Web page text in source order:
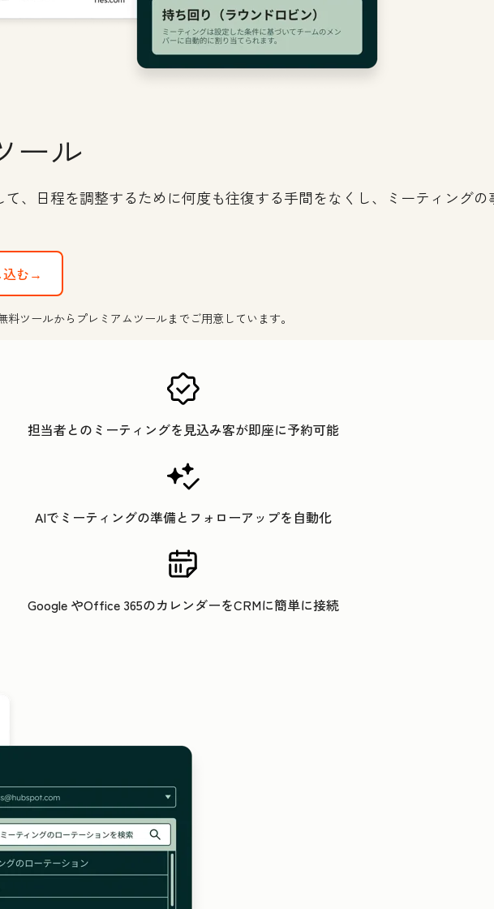
ール
、日程を調整するために何度も往復する手間をなくし、ミーティングの
込む→
ツールからプレミアムツールまでご用意しています。
担当者とのミーティングを見込み客が即座に予約可能
AIでミーティングの準備とフォローアップを自動化
Google やOffice 365のカレンダーをCRMに簡単に接続